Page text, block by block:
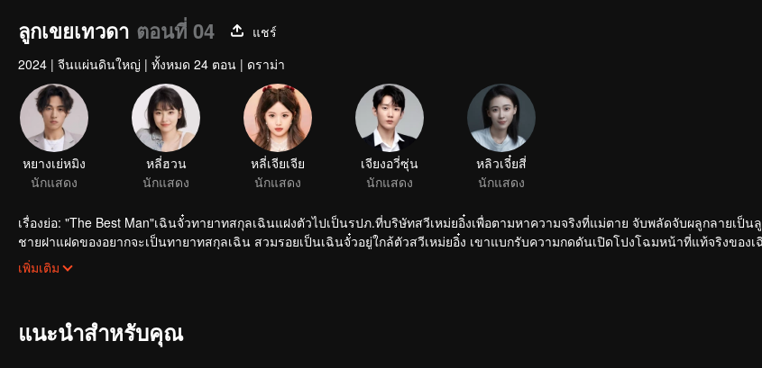
ลูกเขยเทวดา ตอนที่ 04
แชร์
2024 | จีนแผ่นดินใหญ่ | ทั้งหมด 24 ตอน | ดราม่า
หยางเย่หมิง
นักแสดง
หลี่ฮวน
นักแสดง
หลี่เจียเจีย
นักแสดง
เจียงอวี่ซุ่น
นักแสดง
หลิวเจี๋ยสี่
นักแสดง
เรื่องย่อ: "The Best Man"เฉินจั๋วทายาทสกุลเฉินแฝงตัวไปเป็นรปภ.ที่บริษัทสวีเหม่ยอิ๋งเพื่อตามหาความจริงที่แม่ตาย จับพลัดจับผลูกลายเป็น
ชายฝาแฝดของอยากจะเป็นทายาทสกุลเฉิน สวมรอยเป็นเฉินจั๋วอยู่ใกล้ตัวสวีเหม่ยอิ๋ง เขาแบกรับความกดดันเปิดโปงโฉมหน้าที่แท้จริงของเ
เหม่ยอิ๋งใช้ชีวิตที่เหลือ
เพิ่มเติม
แนะนำสำหรับคุณ